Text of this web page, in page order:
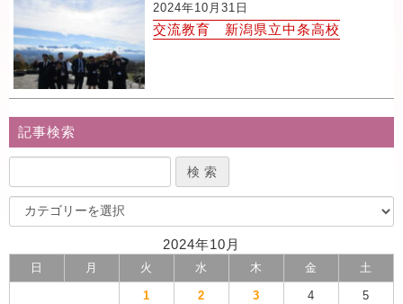
2024年10月31日
交流教育 新潟県立中条高校
記事検索
2024年10月
日 月 火 水 木 金 土
1 2 3 4 5